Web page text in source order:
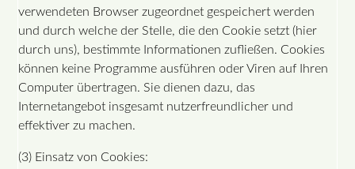
verwendeten Browser zugeordnet gespeichert werden
und durch welche der Stelle, die den Cookie setzt (hier
durch uns), bestimmte Informationen zufließen. Cookies
können keine Programme ausführen oder Viren auf Ihren
Computer übertragen. Sie dienen dazu, das
Internetangebot insgesamt nutzerfreundlicher und
effektiver zu machen.
(3) Einsatz von Cookies: